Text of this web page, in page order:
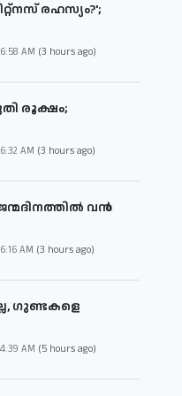
രഹസ്യം?';
AM (3 hours ago)
രൂക്ഷം;
AM (3 hours ago)
വൻ
AM (3 hours ago)
ഗുണ്ടകളെ
AM (5 hours ago)